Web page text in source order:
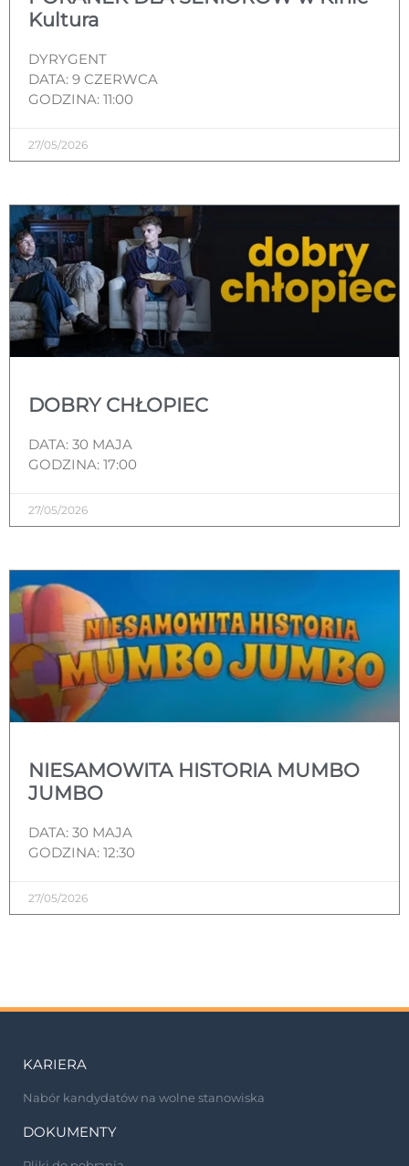
Kultura
DYRYGENT
DATA: 9 CZERWCA
GODZINA: 11:00
27/05/2026
DOBRY CHŁOPIEC
DATA: 30 MAJA
GODZINA: 17:00
27/05/2026
NIESAMOWITA HISTORIA MUMBO
JUMBO
DATA: 30 MAJA
GODZINA: 12:30
27/05/2026
KARIERA
Nabór kandydatów na wolne stanowiska
DOKUMENTY